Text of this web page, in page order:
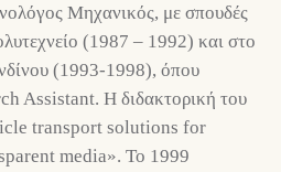
Μηχανικός, με σπουδές
(1987 – 1992) και στο
(1993-1998), όπου
Assistant. Η διδακτορική του
transport solutions for
media». Το 1999